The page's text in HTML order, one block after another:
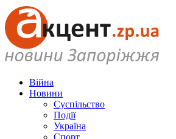
Війна
Новини
Суспільство
Події
Україна
Спорт